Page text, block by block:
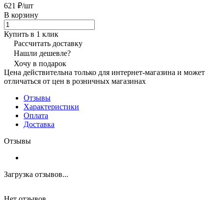
621 ₽/шт
В корзину
Купить в 1 клик
Рассчитать доставку
Нашли дешевле?
Хочу в подарок
Цена действительна только для интернет-магазина и может
отличаться от цен в розничных магазинах
Отзывы
Характеристики
Оплата
Доставка
Отзывы
Загрузка отзывов...